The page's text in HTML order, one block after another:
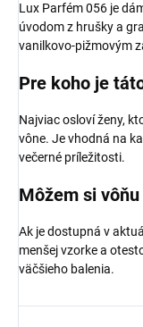
Lux Parfém 056 je
úvodom z hrušky a
vanilkovo-pižmovým
Pre koho je
Najviac osloví ženy,
vône. Je vhodná na
večerné príležitosti.
Môžem si
Ak je dostupná v
menšej vzorke a
väčšieho balenia.